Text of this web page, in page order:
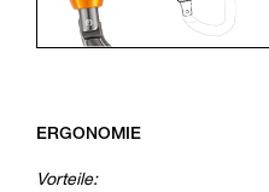
ERGONOMIE
Vorteile: